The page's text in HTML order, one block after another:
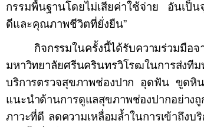
กรรมพื้นฐานโดยไม่เสียค่าใช้จ่าย อันเป็
ดีและคุณภาพชีวิตที่ยั่งยืน”
กิจกรรมในครั้งนี้ได้รับความร่วมมือ
มหาวิทยาลัยศรีนครินทรวิโรฒในการส่งที
บริการตรวจสุขภาพช่องปาก อุดฟัน ขูด
แนะนำด้านการดูแลสุขภาพช่องปากอย่างถู
ภาวะที่ดี ลดความเหลื่อมล้ำในการเข้าถึง